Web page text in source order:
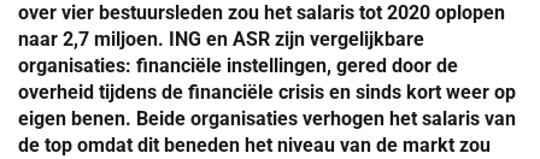
over vier bestuursleden zou het salaris tot 2020 oplopen
naar 2,7 miljoen. ING en ASR zijn vergelijkbare
organisaties: financiële instellingen, gered door de
overheid tijdens de financiële crisis en sinds kort weer op
eigen benen. Beide organisaties verhogen het salaris van
de top omdat dit beneden het niveau van de markt zou